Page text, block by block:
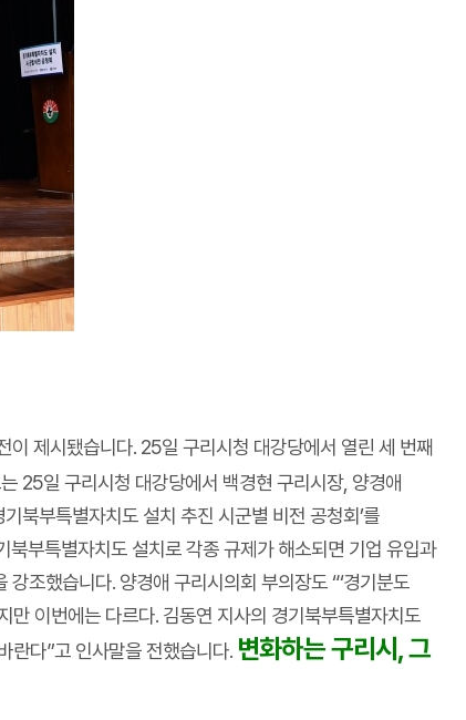
제시됐습니다. 25일 구리시청 대강당에서 열린 세 번째
25일 구리시청 대강당에서 백경현 구리시장, 양경애
북부특별자치도 설치 추진 시군별 비전 공청회’를
부특별자치도 설치로 각종 규제가 해소되면 기업 유입과
조했습니다. 양경애 구리시의회 부의장도 “‘경기분도
이번에는 다르다. 김동연 지사의 경기북부특별자치도
란다”고 인사말을 전했습니다. 변화하는 구리시, 그